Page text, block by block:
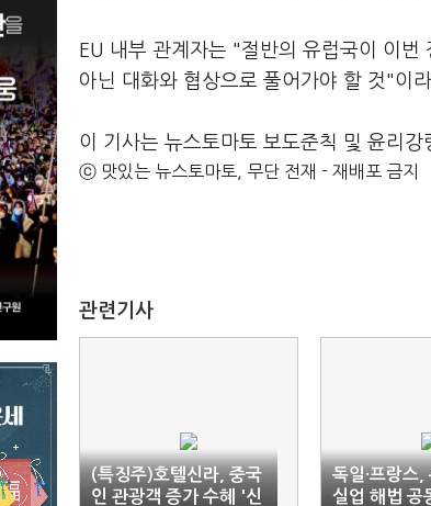
EU 내부 관계자는 "절반의 유럽국이 이
아닌 대화와 협상으로 풀어가야 할 것"이
이 기사는 뉴스토마토 보도준칙 및 윤리
ⓒ 맛있는 뉴스토마토, 무단 전재 - 재배포 금지
관련기사
(특징주)호텔신라, 중국
인 관광객 증가 수혜 '신
독일·프랑스,
실업 해법 공